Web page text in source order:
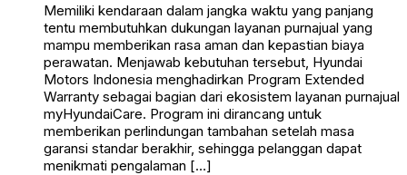
Memiliki kendaraan dalam jangka waktu yang panjang
tentu membutuhkan dukungan layanan purnajual yang
mampu memberikan rasa aman dan kepastian biaya
perawatan. Menjawab kebutuhan tersebut, Hyundai
Motors Indonesia menghadirkan Program Extended
Warranty sebagai bagian dari ekosistem layanan purnajual
myHyundaiCare. Program ini dirancang untuk
memberikan perlindungan tambahan setelah masa
garansi standar berakhir, sehingga pelanggan dapat
menikmati pengalaman […]